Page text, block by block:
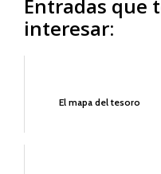
Entradas que
interesar:
El mapa del tesoro